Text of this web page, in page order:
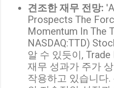
견조한 재무 전망:
Prospects The
Momentum In The
NASDAQ:TTD)
알 수 있듯이,
재무 성과가 주가
작용하고 있습니다